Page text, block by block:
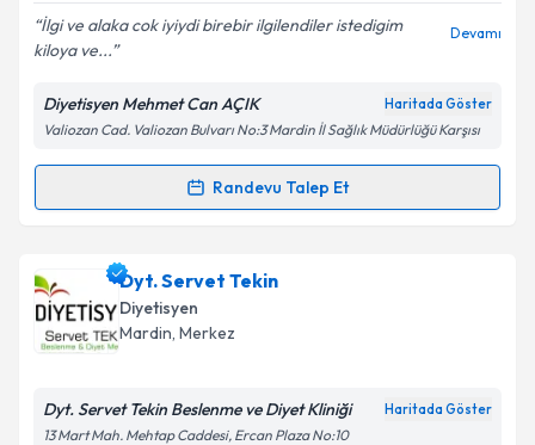
İlgi ve alaka cok iyiydi birebir ilgilendiler istedigim
kiloya ve...
Devamı
Diyetisyen Mehmet Can AÇIK Haritada Göster
Valiozan Cad. Valiozan Bulvarı No:3 Mardin İl Sağlık Müdürlüğü Karşısı
Randevu Talep Et
Randevu Takvimi Talebi
Dyt. Mehmet Can AÇIKiçin randevu takvimi talebi
oluşturun. Size bu uzmandan randevu almanız için bir
takvim hazırlandığında e-posta ile bilgilendireceğiz.
Dyt. Servet Tekin
Diyetisyen
Mardin, Merkez
Dyt. Servet Tekin Beslenme ve Diyet Kliniği Haritada Göster
13 Mart Mah. Mehtap Caddesi, Ercan Plaza No:10